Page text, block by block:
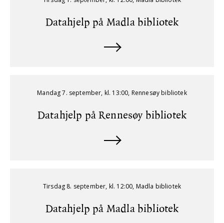
Datahjelp på Madla bibliotek
Mandag 7. september, kl. 13:00, Rennesøy bibliotek
Datahjelp på Rennesøy bibliotek
Tirsdag 8. september, kl. 12:00, Madla bibliotek
Datahjelp på Madla bibliotek